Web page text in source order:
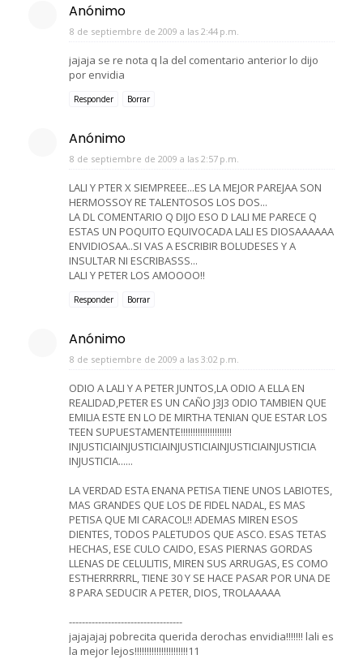
Anónimo
8 de septiembre de 2009 a las 2:44 p.m.
jajaja se re nota q la del comentario anterior lo dijo
por envidia
Responder Borrar
Anónimo
8 de septiembre de 2009 a las 2:57 p.m.
LALI Y PTER X SIEMPREEE...ES LA MEJOR PAREJAA SON
HERMOSSOY RE TALENTOSOS LOS DOS...
LA DL COMENTARIO Q DIJO ESO D LALI ME PARECE Q
ESTAS UN POQUITO EQUIVOCADA LALI ES DIOSAAAAAA
ENVIDIOSAA..SI VAS A ESCRIBIR BOLUDESES Y A
INSULTAR NI ESCRIBASSS...
LALI Y PETER LOS AMOOOO!!
Responder Borrar
Anónimo
8 de septiembre de 2009 a las 3:02 p.m.
ODIO A LALI Y A PETER JUNTOS,LA ODIO A ELLA EN
REALIDAD,PETER ES UN CAÑO J3J3 ODIO TAMBIEN QUE
EMILIA ESTE EN LO DE MIRTHA TENIAN QUE ESTAR LOS
TEEN SUPUESTAMENTE!!!!!!!!!!!!!!!!!!!!!
INJUSTICIAINJUSTICIAINJUSTICIAINJUSTICIAINJUSTICIA
INJUSTICIA......
LA VERDAD ESTA ENANA PETISA TIENE UNOS LABIOTES,
MAS GRANDES QUE LOS DE FIDEL NADAL, ES MAS
PETISA QUE MI CARACOL!! ADEMAS MIREN ESOS
DIENTES, TODOS PALETUDOS QUE ASCO. ESAS TETAS
HECHAS, ESE CULO CAIDO, ESAS PIERNAS GORDAS
LLENAS DE CELULITIS, MIREN SUS ARRUGAS, ES COMO
ESTHERRRRRL, TIENE 30 Y SE HACE PASAR POR UNA DE
8 PARA SEDUCIR A PETER, DIOS, TROLAAAAA
-----------------------------------
jajajajaj pobrecita querida derochas envidia!!!!!!! lali es
la mejor lejos!!!!!!!!!!!!!!!!!!!!!!11